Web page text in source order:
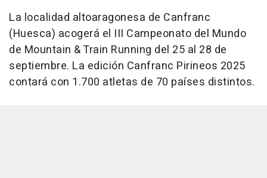
La localidad altoaragonesa de Canfranc
(Huesca) acogerá el III Campeonato del Mundo
de Mountain & Train Running del 25 al 28 de
septiembre. La edición Canfranc Pirineos 2025
contará con 1.700 atletas de 70 países distintos.